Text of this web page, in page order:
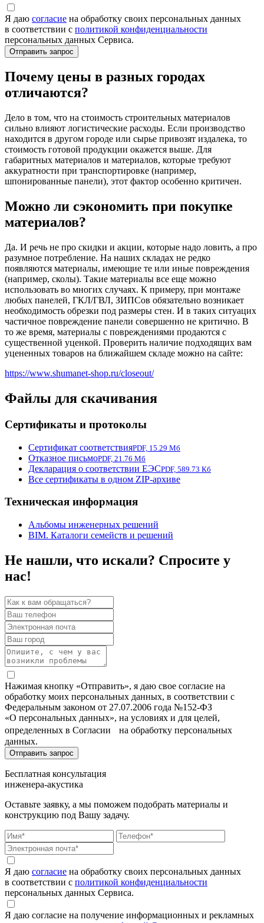
Я даю согласие на обработку своих персональных данных
в соответствии с политикой конфиденциальности
персональных данных Сервиса.
Почему цены в разных городах
отличаются?
Дело в том, что на стоимость строительных материалов
сильно влияют логистические расходы. Если производство
находится в другом городе или сырье привозят издалека, то
стоимость готовой продукции окажется выше. Для
габаритных материалов и материалов, которые требуют
аккуратности при транспортировке (например,
шпонированные панели), этот фактор особенно критичен.
Можно ли сэкономить при покупке
материалов?
Да. И речь не про скидки и акции, которые надо ловить, а про
разумное потребление. На наших складах не редко
появляются материалы, имеющие те или иные повреждения
(например, сколы). Такие материалы все еще можно
использовать во многих случаях. К примеру, при монтаже
любых панелей, ГКЛ/ГВЛ, ЗИПСов обязательно возникает
необходимость обрезки под размеры стен. И в таких ситуацих
частичное повреждение панели совершенно не критично. В
то же время, материалы с повреждениями продаются с
существенной уценкой. Проверить наличие подходящих вам
уцененных товаров на ближайшем складе можно на сайте:
https://www.shumanet-shop.ru/closeout/
Файлы для скачивания
Сертификаты и протоколы
Сертификат соответствияPDF, 15.29 Мб
Отказное письмоPDF, 21.76 Мб
Декларация о соответствии ЕЭСPDF, 589.73 Кб
Все сертификаты в одном ZIP-архиве
Техническая информация
Альбомы инженерных решений
BIM. Каталоги семейств и решений
Не нашли, что искали? Спросите у
нас!
Нажимая кнопку «Отправить», я даю свое согласие на
обработку моих персональных данных, в соответствии с
Федеральным законом от 27.07.2006 года №152-ФЗ
«О персональных данных», на условиях и для целей,
определенных в Согласии на обработку персональных
данных.
Бесплатная консультация
инженера-акустика
Оставьте заявку, а мы поможем подобрать материалы и
конструкцию под Вашу задачу.
Я даю согласие на обработку своих персональных данных
в соответствии с политикой конфиденциальности
персональных данных Сервиса.
Я даю согласие на получение информационных и рекламных